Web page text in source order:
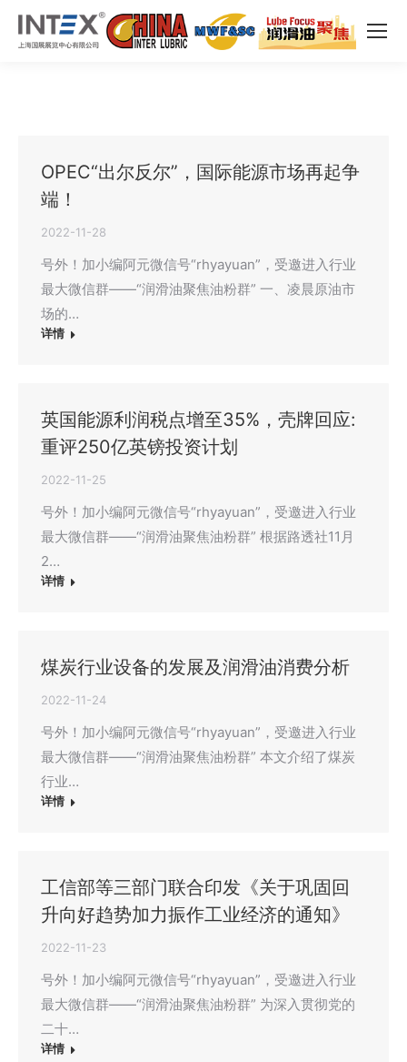
OPEC“出尔反尔”，国际能源市场再起争
端！
2022-11-28
号外！加小编阿元微信号“rhyayuan”，受邀进入行业
最大微信群——“润滑油聚焦油粉群” 一、凌晨原油市
场的…
详情
英国能源利润税点增至35%，壳牌回应:
重评250亿英镑投资计划
2022-11-25
号外！加小编阿元微信号“rhyayuan”，受邀进入行业
最大微信群——“润滑油聚焦油粉群” 根据路透社11月
2…
详情
煤炭行业设备的发展及润滑油消费分析
2022-11-24
号外！加小编阿元微信号“rhyayuan”，受邀进入行业
最大微信群——“润滑油聚焦油粉群” 本文介绍了煤炭
行业…
详情
工信部等三部门联合印发《关于巩固回
升向好趋势加力振作工业经济的通知》
2022-11-23
号外！加小编阿元微信号“rhyayuan”，受邀进入行业
最大微信群——“润滑油聚焦油粉群” 为深入贯彻党的
二十…
详情